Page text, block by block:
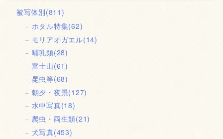
被写体別(811)
ホタル特集(62)
モリアオガエル(14)
哺乳類(28)
富士山(61)
昆虫等(68)
朝夕・夜景(127)
水中写真(18)
爬虫・両生類(21)
犬写真(453)